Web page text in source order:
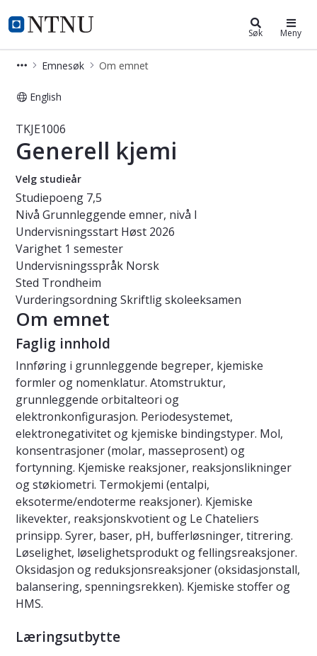
NTNU Hjemmeside
Studier Søk Meny
Emnesøk Om emnet
English
Emne - Generell kjemi - TKJE1006
TKJE1006
Generell kjemi
Velg studieår
Studiepoeng 7,5
Nivå Grunnleggende emner, nivå I
Undervisningsstart Høst 2026
Varighet 1 semester
Undervisningsspråk Norsk
Sted Trondheim
VurderingsordningSkriftlig skoleeksamen
Om emnet
Faglig innhold
Innføring i grunnleggende begreper, kjemiske
formler og nomenklatur. Atomstruktur,
grunnleggende orbitalteori og
elektronkonfigurasjon. Periodesystemet,
elektronegativitet og kjemiske bindingstyper. Mol,
konsentrasjoner (molar, masseprosent) og
fortynning. Kjemiske reaksjoner, reaksjonslikninger
og støkiometri. Termokjemi (entalpi,
eksoterme/endoterme reaksjoner). Kjemiske
likevekter, reaksjonskvotient og Le Chateliers
prinsipp. Syrer, baser, pH, bufferløsninger, titrering.
Løselighet, løselighetsprodukt og fellingsreaksjoner.
Oksidasjon og reduksjonsreaksjoner (oksidasjonstall,
balansering, spenningsrekken). Kjemiske stoffer og
HMS.
Læringsutbytte